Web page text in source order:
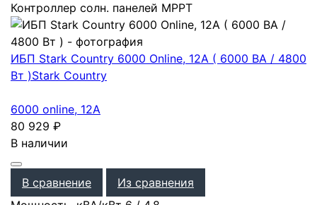
Контроллер солн. панелей MPPT
ИБП Stark Country 6000 Online, 12А ( 6000 ВА / 4800
Вт )Stark Country
6000 online, 12А
80 929 ₽
В наличии
В сравнение
Из сравнения